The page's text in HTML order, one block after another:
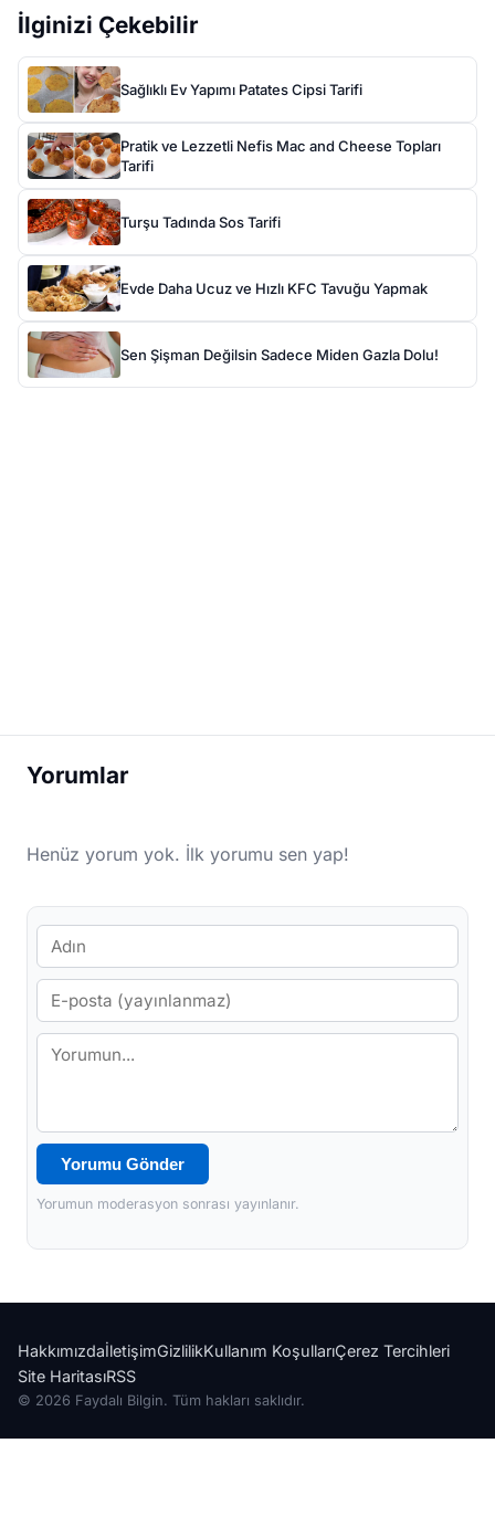
İlginizi Çekebilir
Sağlıklı Ev Yapımı Patates Cipsi Tarifi
Pratik ve Lezzetli Nefis Mac and Cheese Topları
Tarifi
Turşu Tadında Sos Tarifi
Evde Daha Ucuz ve Hızlı KFC Tavuğu Yapmak
Sen Şişman Değilsin Sadece Miden Gazla Dolu!
Yorumlar
Henüz yorum yok. İlk yorumu sen yap!
Yorumu Gönder
Yorumun moderasyon sonrası yayınlanır.
HakkımızdaİletişimGizlilikKullanım KoşullarıÇerez Tercihleri
Site HaritasıRSS
© 2026 Faydalı Bilgin. Tüm hakları saklıdır.